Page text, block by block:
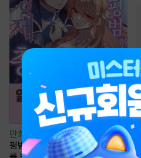
만화
[일권만] 모든 것을 포기한
평범한 영애는 젊은 빙제의 총애